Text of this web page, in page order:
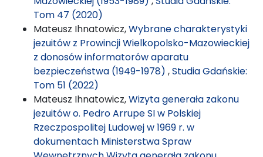
Tom 47 (2020)
Mateusz Ihnatowicz,Wybrane charakterystyki
jezuitów z Prowincji Wielkopolsko-Mazowieckiej
z donosów informatorów aparatu
bezpieczeństwa (1949-1978) ,Studia Gdańskie:
Tom 51 (2022)
Mateusz Ihnatowicz,Wizyta generała zakonu
jezuitów o. Pedro Arrupe SI w Polskiej
Rzeczpospolitej Ludowej w 1969 r. w
dokumentach Ministerstwa Spraw